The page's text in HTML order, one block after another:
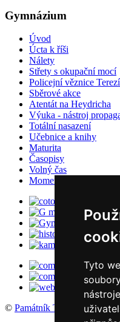
Tyto
Gymnázium
Úvod
Úcta k říši
Nálety
Střety s okupační mocí
Policejní věznice
Sběrové akce
Atentát na Heydricha
Výuka - nástroj
Totální nasazení
Učebnice a knihy
Maturita
Časopisy
Volný čas
Momentky školního
© Památník Terezín , 2016